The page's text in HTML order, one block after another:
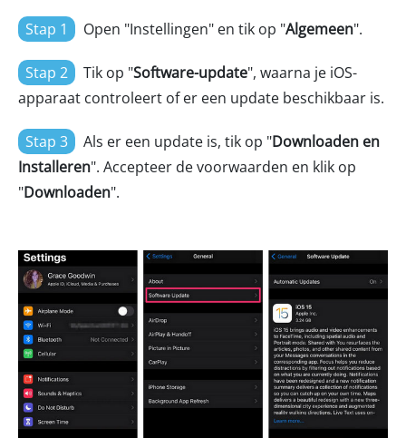
Stap 1 Open "Instellingen" en tik op "Algemeen".
Stap 2 Tik op "Software-update", waarna je iOS-
apparaat controleert of er een update beschikbaar is.
Stap 3 Als er een update is, tik op "Downloaden en
Installeren". Accepteer de voorwaarden en klik op
"Downloaden".